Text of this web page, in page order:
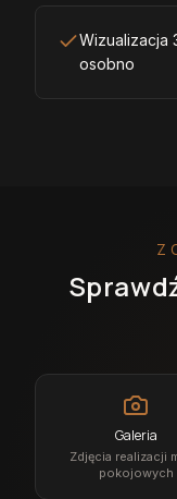
Wizualizacja
osobno
Galeria
Zdjęcia realizacji
pokojowych